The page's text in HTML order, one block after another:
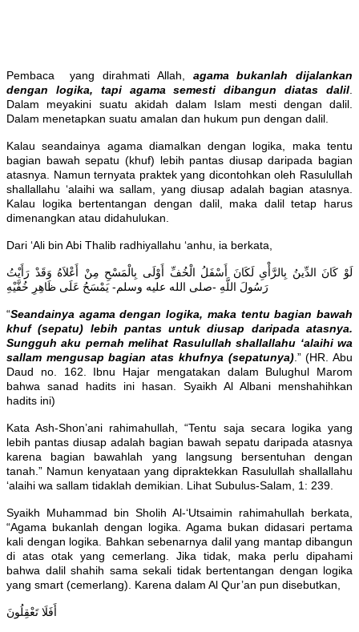
Pembaca yang dirahmati Allah, agama bukanlah dijalankan
dengan logika, tapi agama semesti dibangun diatas dalil.
Dalam meyakini suatu akidah dalam Islam mesti dengan dalil.
Dalam menetapkan suatu amalan dan hukum pun dengan dalil.
Kalau seandainya agama diamalkan dengan logika, maka tentu
bagian bawah sepatu (khuf) lebih pantas diusap daripada bagian
atasnya. Namun ternyata praktek yang dicontohkan oleh Rasulullah
shallallahu ‘alaihi wa sallam, yang diusap adalah bagian atasnya.
Kalau logika bertentangan dengan dalil, maka dalil tetap harus
dimenangkan atau didahulukan.
Dari ‘Ali bin Abi Thalib radhiyallahu ‘anhu, ia berkata,
لَوْ كَانَ الدِّينُ بِالرَّأْىِ لَكَانَ أَسْفَلُ الْخُفِّ أَوْلَى بِالْمَسْحِ مِنْ أَعْلاَهُ وَقَدْ رَأَيْتُ
رَسُولَ اللَّهِ -صلى الله عليه وسلم- يَمْسَحُ عَلَى ظَاهِرِ خُفَّيْهِ
“Seandainya agama dengan logika, maka tentu bagian bawah
khuf (sepatu) lebih pantas untuk diusap daripada atasnya.
Sungguh aku pernah melihat Rasulullah shallallahu ‘alaihi wa
sallam mengusap bagian atas khufnya (sepatunya).” (HR. Abu
Daud no. 162. Ibnu Hajar mengatakan dalam Bulughul Marom
bahwa sanad hadits ini hasan. Syaikh Al Albani menshahihkan
hadits ini)
Kata Ash-Shon’ani rahimahullah, “Tentu saja secara logika yang
lebih pantas diusap adalah bagian bawah sepatu daripada atasnya
karena bagian bawahlah yang langsung bersentuhan dengan
tanah.” Namun kenyataan yang dipraktekkan Rasulullah shallallahu
‘alaihi wa sallam tidaklah demikian. Lihat Subulus-Salam, 1: 239.
Syaikh Muhammad bin Sholih Al-‘Utsaimin rahimahullah berkata,
“Agama bukanlah dengan logika. Agama bukan didasari pertama
kali dengan logika. Bahkan sebenarnya dalil yang mantap dibangun
di atas otak yang cemerlang. Jika tidak, maka perlu dipahami
bahwa dalil shahih sama sekali tidak bertentangan dengan logika
yang smart (cemerlang). Karena dalam Al Qur’an pun disebutkan,
أَفَلَا تَعْقِلُونَ